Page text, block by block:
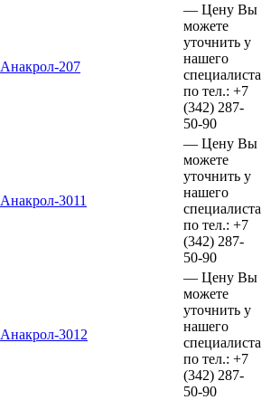
Анакрол-207
— Цену Вы
можете
уточнить у
нашего
специалиста
по тел.: +7
(342) 287-
50-90
Анакрол-3011
— Цену Вы
можете
уточнить у
нашего
специалиста
по тел.: +7
(342) 287-
50-90
Анакрол-3012
— Цену Вы
можете
уточнить у
нашего
специалиста
по тел.: +7
(342) 287-
50-90